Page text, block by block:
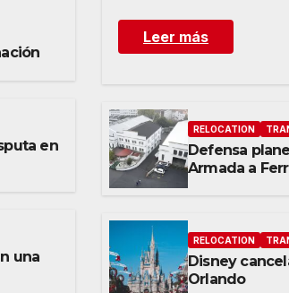
en
una
Leer más
RELOCATION
Defensa
Armada a
RELOCATION
Disney
Orlando